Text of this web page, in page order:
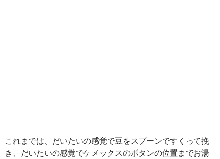
これまでは、だいたいの感覚で豆をスプーンですくって挽
き、だいたいの感覚でケメックスのボタンの位置までお湯